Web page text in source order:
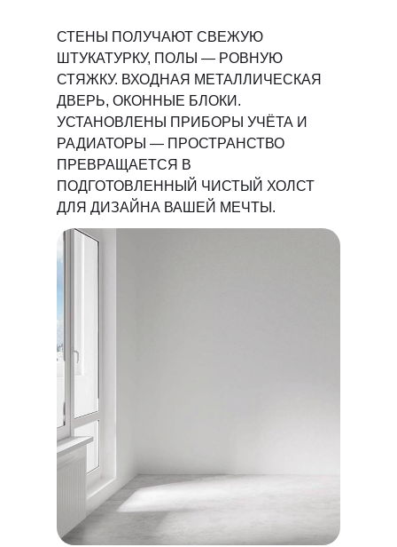
СТЕНЫ ПОЛУЧАЮТ СВЕЖУЮ
ШТУКАТУРКУ, ПОЛЫ — РОВНУЮ
СТЯЖКУ. ВХОДНАЯ МЕТАЛЛИЧЕСКАЯ
ДВЕРЬ, ОКОННЫЕ БЛОКИ.
УСТАНОВЛЕНЫ ПРИБОРЫ УЧЁТА И
РАДИАТОРЫ — ПРОСТРАНСТВО
ПРЕВРАЩАЕТСЯ В
ПОДГОТОВЛЕННЫЙ ЧИСТЫЙ ХОЛСТ
ДЛЯ ДИЗАЙНА ВАШЕЙ МЕЧТЫ.